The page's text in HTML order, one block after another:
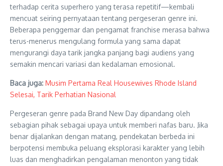
terhadap cerita superhero yang terasa repetitif—kembali
mencuat seiring pernyataan tentang pergeseran genre ini.
Beberapa penggemar dan pengamat franchise merasa bahwa
terus-menerus mengulang formula yang sama dapat
mengurangi daya tarik jangka panjang bagi audiens yang
semakin mencari variasi dan kedalaman emosional.
Baca juga: Musim Pertama Real Housewives Rhode Island
Selesai, Tarik Perhatian Nasional
Pergeseran genre pada Brand New Day dipandang oleh
sebagian pihak sebagai upaya untuk memberi nafas baru. Jika
benar dijalankan dengan matang, pendekatan berbeda ini
berpotensi membuka peluang eksplorasi karakter yang lebih
luas dan menghadirkan pengalaman menonton yang tidak